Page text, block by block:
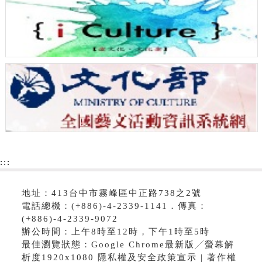
:::
地址：413台中市霧峰區中正路738之2號
電話總機：(+886)-4-2339-1141．傳真：
(+886)-4-2339-9072
辦公時間：上午8時至12時，下午1時至5時
最佳瀏覽狀態：Google Chrome最新版╱螢幕解
析度1920x1080 隱私權及安全政策宣示 | 著作權